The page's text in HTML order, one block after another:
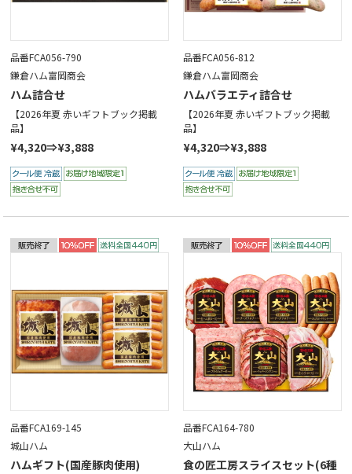
品番FCA056-790
鎌倉ハム富岡商会
ハム詰合せ
【2026年夏 赤いギフトブック掲載
品】
¥4,320⇒¥3,888
品番FCA056-812
鎌倉ハム富岡商会
ハムバラエティ詰合せ
【2026年夏 赤いギフトブック掲載
品】
¥4,320⇒¥3,888
品番FCA169-145
城山ハム
ハムギフト(国産豚肉使用)
品番FCA164-780
大山ハム
食の匠工房スライスセット(6種